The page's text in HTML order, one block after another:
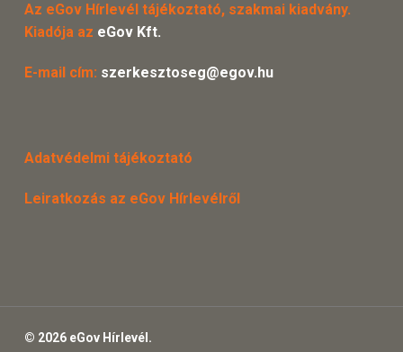
Az eGov Hírlevél tájékoztató, szakmai kiadvány.
Kiadója az eGov Kft.
E-mail cím: szerkesztoseg@egov.hu
Adatvédelmi tájékoztató
Leiratkozás az eGov Hírlevélről
© 2026 eGov Hírlevél.